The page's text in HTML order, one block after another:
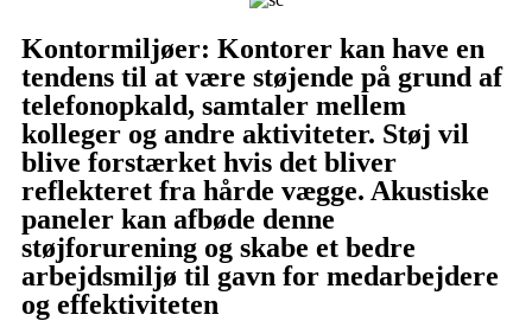
Kontormiljøer: Kontorer kan have en
tendens til at være støjende på grund af
telefonopkald, samtaler mellem
kolleger og andre aktiviteter. Støj vil
blive forstærket hvis det bliver
reflekteret fra hårde vægge. Akustiske
paneler kan afbøde denne
støjforurening og skabe et bedre
arbejdsmiljø til gavn for medarbejdere
og effektiviteten